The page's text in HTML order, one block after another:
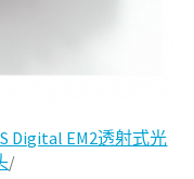
Digital EM2透射式光
/